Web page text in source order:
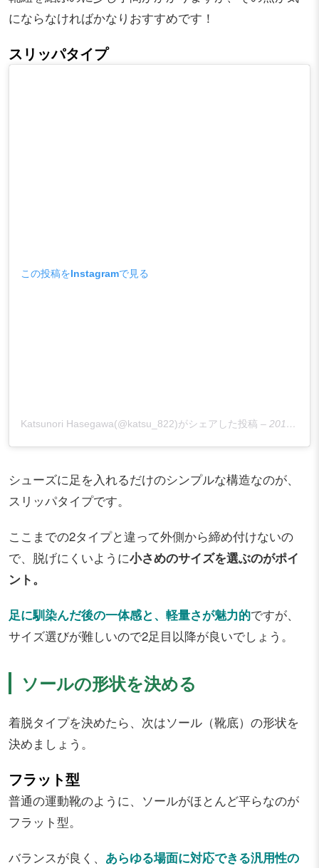
にならなければかなりおすすめです！
スリッパタイプ
この投稿をInstagramで見る
Katsunori Hasegawa(@katsu_822)がシェアした投稿 – 2018年 8月月26日午前4時59分PDT
シューズに足を入れるだけのシンプルな構造なのが、
スリッパタイプです。
ここまでの2タイプと違って外側から締め付けないの
で、脱げにくいように小さめのサイズを選ぶのがポイ
ント。
足に馴染んだ後の一体感と、軽量さが魅力的ですが、
サイズ選びが難しいので2足目以降が良いでしょう。
ソールの形状を決める
着脱タイプを決めたら、次はソール（靴底）の形状を
決めましょう。
フラット型
普通の運動靴のように、ソールがほとんど平らなのが
フラット型。
バランスが良く、 あらゆる場面に対応できる汎用性の